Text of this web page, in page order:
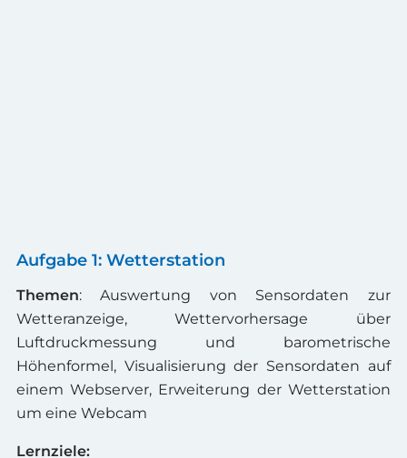
Aufgabe 1: Wetterstation
Themen: Auswertung von Sensordaten zur
Wetteranzeige, Wettervorhersage über
Luftdruckmessung und barometrische
Höhenformel, Visualisierung der Sensordaten auf
einem Webserver, Erweiterung der Wetterstation
um eine Webcam
Lernziele: